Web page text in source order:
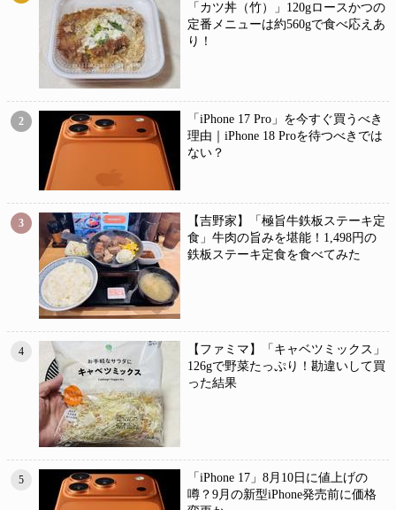
「カツ丼（竹）」120gロースかつの
定番メニューは約560gで食べ応えあ
り！
2
「iPhone 17 Pro」を今すぐ買うべき
理由｜iPhone 18 Proを待つべきでは
ない？
3
【吉野家】「極旨牛鉄板ステーキ定
食」牛肉の旨みを堪能！1,498円の
鉄板ステーキ定食を食べてみた
4
【ファミマ】「キャベツミックス」
126gで野菜たっぷり！勘違いして買
った結果
5
「iPhone 17」8月10日に値上げの
噂？9月の新型iPhone発売前に価格